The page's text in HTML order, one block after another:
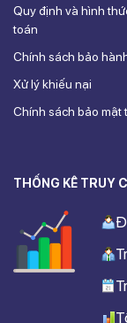
Quy định và hình
toán
Chính sách bảo
Xử lý khiếu nại
Chính sách bảo mật
THỐNG KÊ TRUY